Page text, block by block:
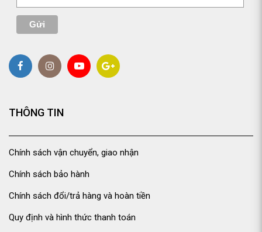
THÔNG TIN
Chính sách vận chuyển, giao nhận
Chính sách bảo hành
Chính sách đổi/trả hàng và hoàn tiền
Quy định và hình thức thanh toán